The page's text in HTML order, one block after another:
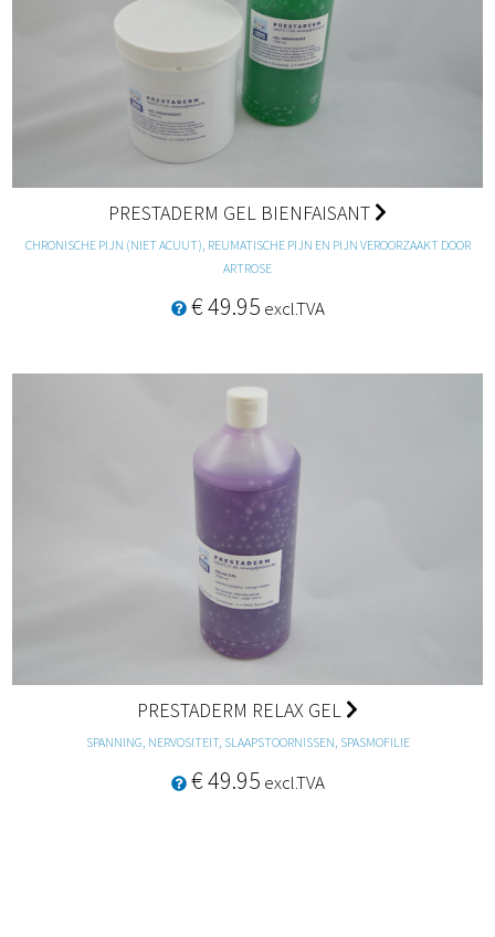
PRESTADERM GEL BIENFAISANT
CHRONISCHE PIJN (NIET ACUUT), REUMATISCHE PIJN EN PIJN VEROORZAAKT DOOR
ARTROSE
€ 49.95 excl.TVA
PRESTADERM RELAX GEL
SPANNING, NERVOSITEIT, SLAAPSTOORNISSEN, SPASMOFILIE
€ 49.95 excl.TVA